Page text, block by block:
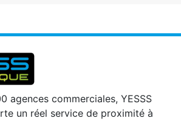
agences commerciales, YESSS
un réel service de proximité à